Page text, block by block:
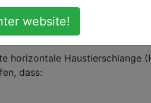
horizontale Haustierschlange
dass:
website!